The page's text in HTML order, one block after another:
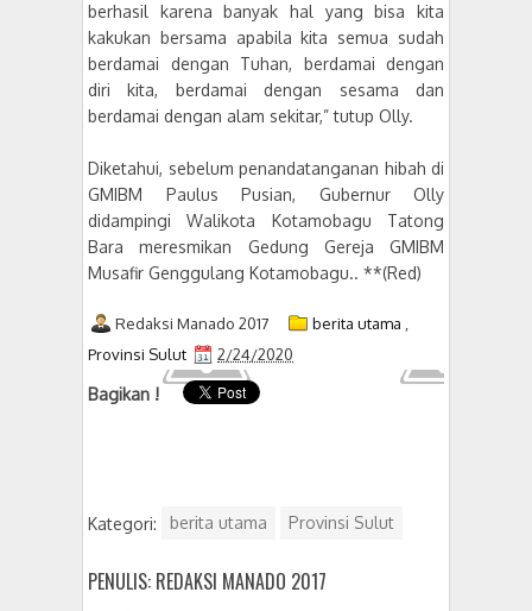
berhasil karena banyak hal yang bisa kita
kakukan bersama apabila kita semua sudah
berdamai dengan Tuhan, berdamai dengan
diri kita, berdamai dengan sesama dan
berdamai dengan alam sekitar,” tutup Olly.
Diketahui, sebelum penandatanganan hibah di
GMIBM Paulus Pusian, Gubernur Olly
didampingi Walikota Kotamobagu Tatong
Bara meresmikan Gedung Gereja GMIBM
Musafir Genggulang Kotamobagu.. **(Red)
Redaksi Manado 2017 berita utama
Provinsi Sulut
2/24/2020
Bagikan !
Kategori: berita utama Provinsi Sulut
PENULIS: REDAKSI MANADO 2017